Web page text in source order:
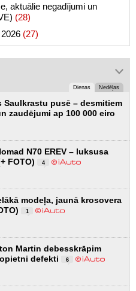
aktuālie negadījumi un
(28)
(27)
Dienas Nedēļas
Saulkrastu pusē – desmitiem
zaudējumi ap 100 000 eiro
N70 EREV – luksusa
FOTO)
4
modeļa, jaunā krosovera
1
Martin debesskrāpim
defekti
6